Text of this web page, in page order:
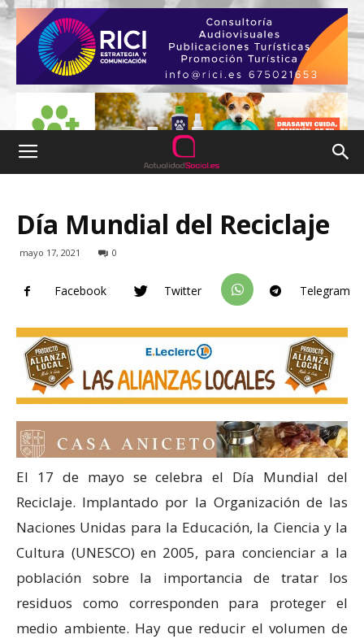
Día Mundial del Reciclaje
mayo 17, 2021 0
Facebook Twitter Telegram
El 17 de mayo se celebra el Día Mundial del
Reciclaje. Implantado por la Organización de las
Naciones Unidas para la Educación, la Ciencia y la
Cultura (UNESCO) en 2005, para concienciar a la
población sobre la importancia de tratar los
residuos como corresponden para proteger el
medio ambiente. Hay que reducir el volumen de